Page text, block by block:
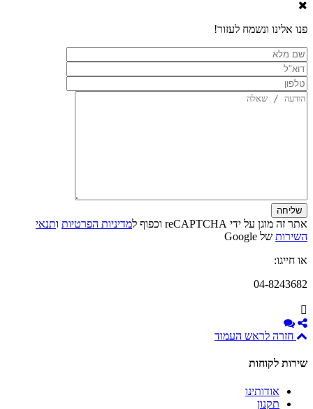
פנו אלינו ונשמח לעזור!
אתר זה מוגן על ידי reCAPTCHA וכפוף ל מדיניות הפרטיות ותנאי
השירות של Google
או חייגו:
04-8243682
חזרה לראש העמוד
שירות לקוחות
אודותינו
תקנון